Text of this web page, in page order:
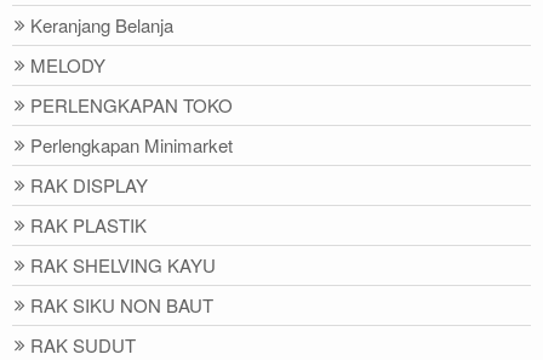
Keranjang Belanja
MELODY
PERLENGKAPAN TOKO
Perlengkapan Minimarket
RAK DISPLAY
RAK PLASTIK
RAK SHELVING KAYU
RAK SIKU NON BAUT
RAK SUDUT